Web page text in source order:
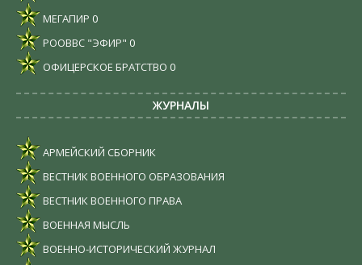
МЕГАПИР 0
РООВВС "ЭФИР" 0
ОФИЦЕРСКОЕ БРАТСТВО 0
ЖУРНАЛЫ
АРМЕЙСКИЙ СБОРНИК
ВЕСТНИК ВОЕННОГО ОБРАЗОВАНИЯ
ВЕСТНИК ВОЕННОГО ПРАВА
ВОЕННАЯ МЫСЛЬ
ВОЕННО-ИСТОРИЧЕСКИЙ ЖУРНАЛ